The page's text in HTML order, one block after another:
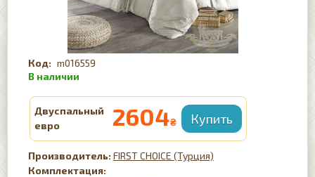
m016559
Двуспальный
евро
2604₴
FIRST CHOICE (Турция)
Комплектация: